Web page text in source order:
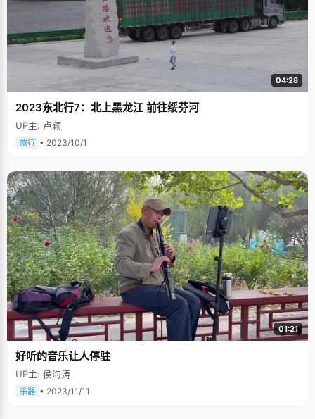
04:28
2023东北行7：北上黑龙江 前往绥芬河
UP主: 卢颖
旅行 • 2023/10/1
01:21
好听的音乐让人停驻
UP主: 侯海涛
乐器 • 2023/11/11